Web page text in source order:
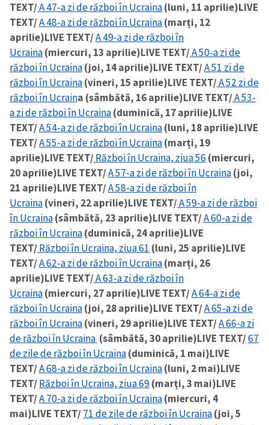
TEXT/A 47-a zi de război în Ucraina(luni, 11 aprilie)LIVE
TEXT/A 48-a zi de război în Ucraina(marți, 12
aprilie)LIVE TEXT/A 49-a zi de război în
Ucraina(miercuri, 13 aprilie)LIVE TEXT/A 50-a zi de
război în Ucraina(joi, 14 aprilie)LIVE TEXT/A 51 zi de
război în Ucraina(vineri, 15 aprilie)LIVE TEXT/A 52 zi de
război în Ucraina (sâmbătă, 16 aprilie)LIVE TEXT/A 53-
a zi de război în Ucraina(duminică, 17 aprilie)LIVE
TEXT/A 54-a zi de război în Ucraina(luni, 18 aprilie)LIVE
TEXT/A 55-a zi de război în Ucraina(marți, 19
aprilie)LIVE TEXT/Război în Ucraina, ziua 56 (miercuri,
20 aprilie)LIVE TEXT/A 57-a zi de război în Ucraina(joi,
21 aprilie)LIVE TEXT/A 58-a zi de război în
Ucraina(vineri, 22 aprilie)LIVE TEXT/A 59-a zi de război
în Ucraina(sâmbătă, 23 aprilie)LIVE TEXT/A 60-a zi de
război în Ucraina(duminică, 24 aprilie)LIVE
TEXT/Război în Ucraina, ziua 61 (luni, 25 aprilie)LIVE
TEXT/A 62-a zi de război în Ucraina(marți, 26
aprilie)LIVE TEXT/A 63-a zi de război în
Ucraina(miercuri, 27 aprilie)LIVE TEXT/A 64-a zi de
război în Ucraina(joi, 28 aprilie)LIVE TEXT/A 65-a zi de
război în Ucraina(vineri, 29 aprilie)LIVE TEXT/A 66-a zi
de război în Ucraina (sâmbătă, 30 aprilie)LIVE TEXT/67
de zile de război în Ucraina(duminică, 1 mai)LIVE
TEXT/A 68-a zi de război în Ucraina(luni, 2 mai)LIVE
TEXT/Război în Ucraina, ziua 69(marți, 3 mai)LIVE
TEXT/A 70-a zi de război în Ucraina(miercuri, 4
mai)LIVE TEXT/71 de zile de război în Ucraina(joi, 5